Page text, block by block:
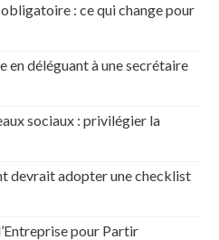
: ce qui change pour
en déléguant à une secrétaire
sociaux : privilégier la
devrait adopter une checklist
pour Partir